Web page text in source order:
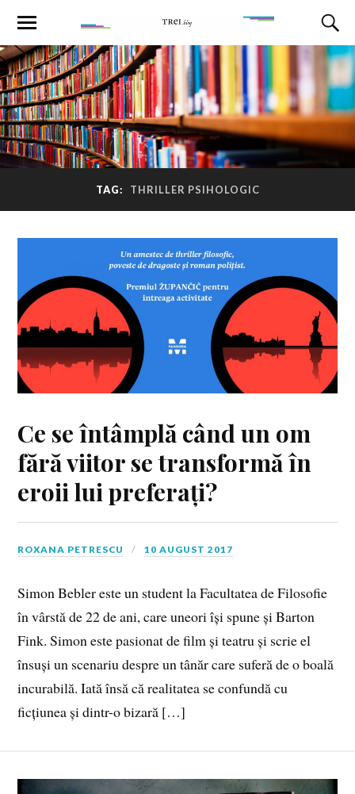
TAG: THRILLER PSIHOLOGIC
Ce se întâmplă când un om
fără viitor se transformă în
eroii lui preferați?
ROXANA PETRESCU 10 AUGUST 2017
Simon Bebler este un student la Facultatea de Filosofie
în vârstă de 22 de ani, care uneori își spune și Barton
Fink. Simon este pasionat de film și teatru și scrie el
însuși un scenariu despre un tânăr care suferă de o boală
incurabilă. Iată însă că realitatea se confundă cu
ficțiunea și dintr-o bizară […]